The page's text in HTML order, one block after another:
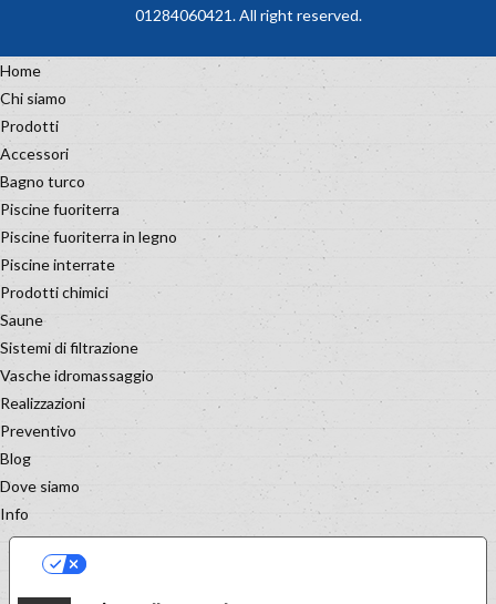
01284060421. All right reserved.
Home
Chi siamo
Prodotti
Accessori
Bagno turco
Piscine fuoriterra
Piscine fuoriterra in legno
Piscine interrate
Prodotti chimici
Saune
Sistemi di filtrazione
Vasche idromassaggio
Realizzazioni
Preventivo
Blog
Dove siamo
Info